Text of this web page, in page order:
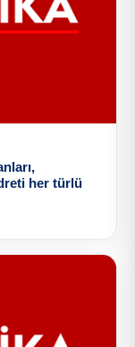
her türlü